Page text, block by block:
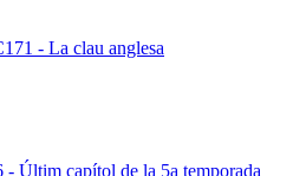
- La clau anglesa
Últim capítol de la 5a temporada